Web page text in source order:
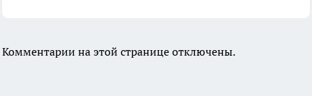
Комментарии на этой странице отключены.